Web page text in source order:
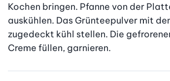
Kochen bringen. Pfanne von der
auskühlen. Das Grünteepulver mit
zugedeckt kühl stellen. Die
Creme füllen, garnieren.